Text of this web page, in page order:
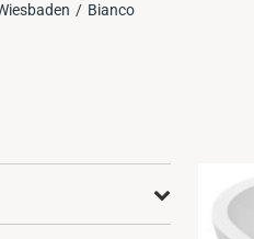
Bianco